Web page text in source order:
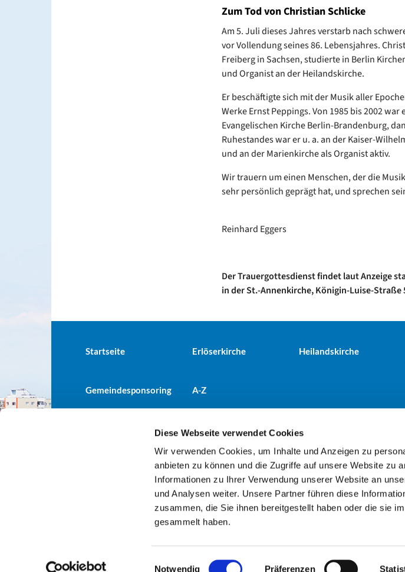
Diese Webseite verwendet Cookies
Wir verwenden Cookies, um Inhalte und Anzeigen zu
anbieten zu können und die Zugriffe auf unsere Website zu
Informationen zu Ihrer Verwendung unserer Website an
und Analysen weiter. Unsere Partner führen diese
zusammen, die Sie ihnen bereitgestellt haben oder die sie
gesammelt haben.
Notwendig Präferenzen
Zum Tod von Christian Schlicke
Am 5. Juli dieses Jahres verstarb nach
vor Vollendung seines 86. Lebensjahres.
Freiberg in Sachsen, studierte in Berlin
und Organist an der Heilandskirche.
Er beschäftigte sich mit der Musik aller
Werke Ernst Peppings. Von 1985 bis 2002
Evangelischen Kirche Berlin-Brandenburg,
Ruhestandes war er u. a. an der Kaiser-
und an der Marienkirche als Organist aktiv.
Wir trauern um einen Menschen, der die
sehr persönlich geprägt hat, und sprechen
Reinhard Eggers
Der Trauergottesdienst findet laut Anzeige
in der St.-Annenkirche, Königin-Luise-Straße
Startseite Erlöserkirche Heilandskirche
Gemeindesponsoring A-Z
Evangelische Kirchengemeinde Tiergarten · Alt-Moabit 25, 10559